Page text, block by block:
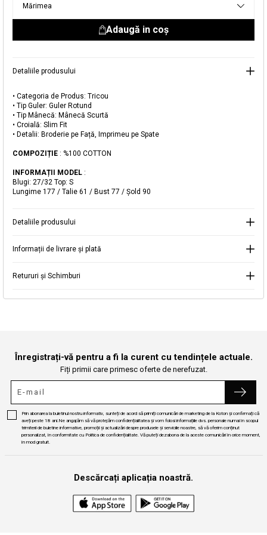
Mărimea
Adaugă in coş
Detaliile produsului
• Categoria de Produs: Tricou
• Tip Guler: Guler Rotund
• Tip Mânecă: Mânecă Scurtă
• Croială: Slim Fit
• Detalii: Broderie pe Față, Imprimeu pe Spate
COMPOZIȚIE : %100 COTTON
INFORMAȚII MODEL :
Blugi: 27/32 Top: S
Lungime 177 / Talie 61 / Bust 77 / Şold 90
Detaliile produsului
Informații de livrare și plată
Retururi și Schimburi
Înregistrați-vă pentru a fi la curent cu tendințele actuale.
Fiți primii care primesc oferte de nerefuzat.
Prin abonarea la buletinul nostru informativ, sunteți de acord să primiți comunicări de marketing de la Koton și confirmați că
aveți peste 18 ani.Ne angajăm să vă protejăm confidențialitatea și vom folosi informațiile dvs. personale numai în scopul
trimiterii de buletine informative, promoții și actualizări despre produsele și serviciile noastre, să vă oferim conținut
personalizat, în conformitate cu Politica de confidențialitate. Vă puteți dezabona de la aceste comunicări în orice moment,
în mod gratuit.
Descărcați aplicația noastră.
Selecteaza țaraCând produsul revine în stoc, vă
Adăugat în coș